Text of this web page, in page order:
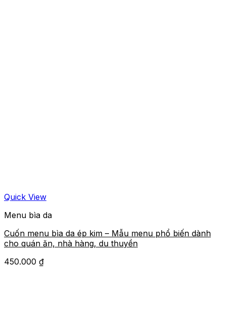
Quick View
Menu bìa da
Cuốn menu bìa da ép kim – Mẫu menu phổ biến dành
cho quán ăn, nhà hàng, du thuyền
450.000 ₫